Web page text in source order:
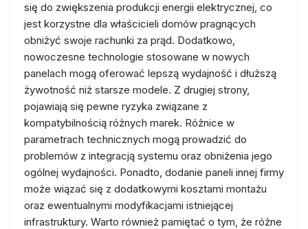
się do zwiększenia produkcji energii elektrycznej, co
jest korzystne dla właścicieli domów pragnących
obniżyć swoje rachunki za prąd. Dodatkowo,
nowoczesne technologie stosowane w nowych
panelach mogą oferować lepszą wydajność i dłuższą
żywotność niż starsze modele. Z drugiej strony,
pojawiają się pewne ryzyka związane z
kompatybilnością różnych marek. Różnice w
parametrach technicznych mogą prowadzić do
problemów z integracją systemu oraz obniżenia jego
ogólnej wydajności. Ponadto, dodanie paneli innej firmy
może wiązać się z dodatkowymi kosztami montażu
oraz ewentualnymi modyfikacjami istniejącej
infrastruktury. Warto również pamiętać o tym, że różne